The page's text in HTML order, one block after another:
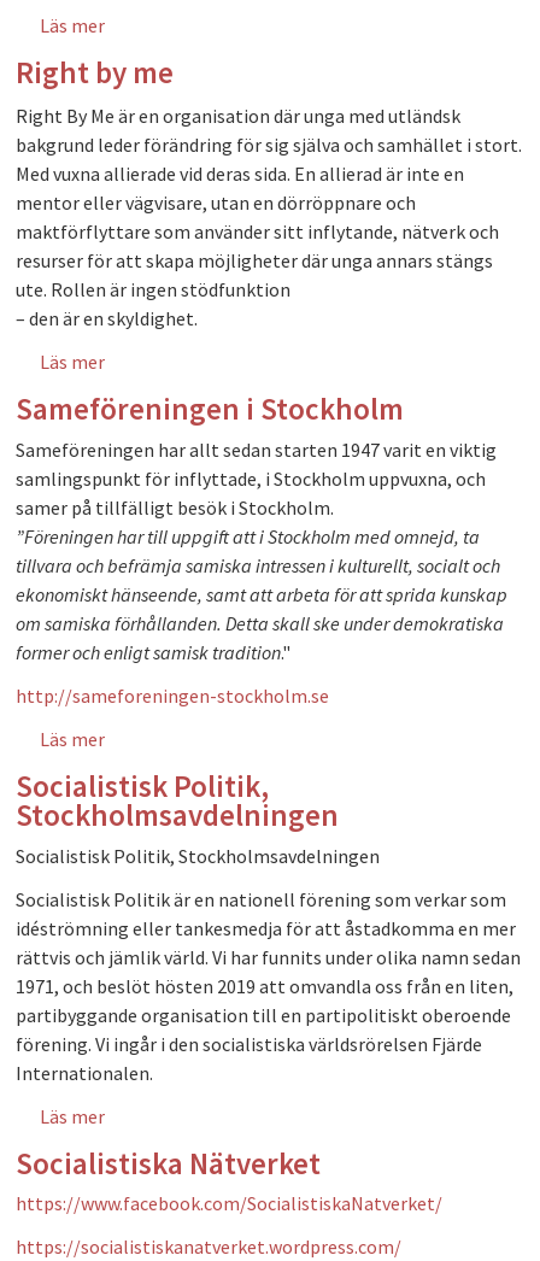
Läs merom Praktisk Solidaritet
Right by me
Right By Me är en organisation där unga med utländsk
bakgrund leder förändring för sig själva och samhället i stort.
Med vuxna allierade vid deras sida. En allierad är inte en
mentor eller vägvisare, utan en dörröppnare och
maktförflyttare som använder sitt inflytande, nätverk och
resurser för att skapa möjligheter där unga annars stängs
ute. Rollen är ingen stödfunktion
– den är en skyldighet.
Läs merom Right by me
Sameföreningen i Stockholm
Sameföreningen har allt sedan starten 1947 varit en viktig
samlingspunkt för inflyttade, i Stockholm uppvuxna, och
samer på tillfälligt besök i Stockholm.
”Föreningen har till uppgift att i Stockholm med omnejd, ta
tillvara och befrämja samiska intressen i kulturellt, socialt och
ekonomiskt hänseende, samt att arbeta för att sprida kunskap
om samiska förhållanden. Detta skall ske under demokratiska
former och enligt samisk tradition."
http://sameforeningen-stockholm.se
Läs merom Sameföreningen i Stockholm
Socialistisk Politik,
Stockholmsavdelningen
Socialistisk Politik, Stockholmsavdelningen
Socialistisk Politik är en nationell förening som verkar som
idéströmning eller tankesmedja för att åstadkomma en mer
rättvis och jämlik värld. Vi har funnits under olika namn sedan
1971, och beslöt hösten 2019 att omvandla oss från en liten,
partibyggande organisation till en partipolitiskt oberoende
förening. Vi ingår i den socialistiska världsrörelsen Fjärde
Internationalen.
Läs merom Socialistisk Politik, Stockholmsavdelningen
Socialistiska Nätverket
https://www.facebook.com/SocialistiskaNatverket/
https://socialistiskanatverket.wordpress.com/